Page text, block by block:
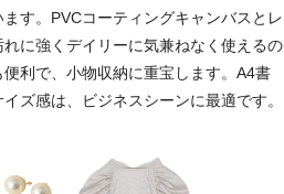
す。PVCコーティングキャンバスとレ
に強くデイリーに気兼ねなく使えるの
利で、小物収納に重宝します。A4書
ズ感は、ビジネスシーンに最適です。